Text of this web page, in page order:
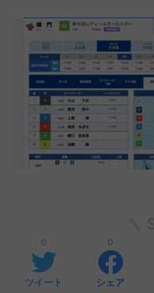
ツイート
0
シェア
0